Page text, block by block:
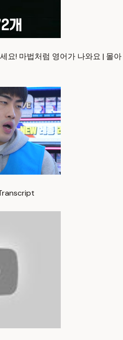
요! 마법처럼 영어가 나와요 | 몰아